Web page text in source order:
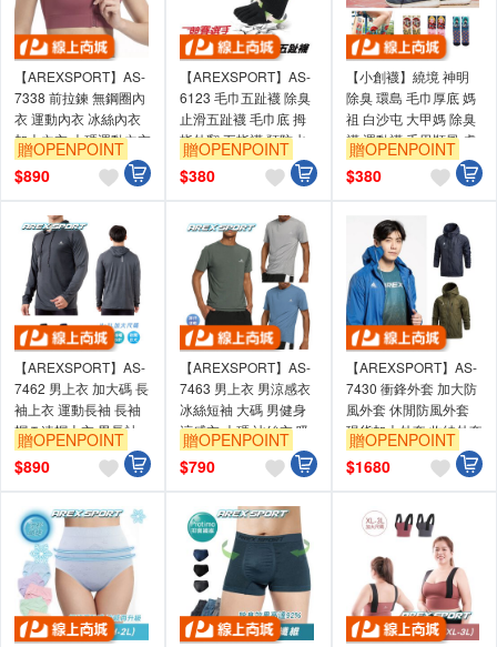
【AREXSPORT】AS-
7338 前拉鍊 無鋼圈內
衣 運動內衣 冰絲內衣
加大內衣 大碼運動內衣
瑜珈內衣 美背
贈OPENPOINT
$890
【AREXSPORT】AS-
6123 毛巾五趾襪 除臭
止滑五趾襪 毛巾底 拇
指外翻 五指襪 預防水
泡 除臭五指襪
贈OPENPOINT
$380
【小創襪】繞境 神明
除臭 環島 毛巾厚底 媽
祖 白沙屯 大甲媽 除臭
襪 運動襪 千里順風 虎
爺 神襪 文昌 考生祈福
襪
贈OPENPOINT
$380
【AREXSPORT】AS-
7462 男上衣 加大碼 長
袖上衣 運動長袖 長袖
帽Ｔ連帽上衣 男長袖
透氣舒適
贈OPENPOINT
$890
【AREXSPORT】AS-
7463 男上衣 男涼感衣
冰絲短袖 大碼 男健身
涼感衣 大碼 冰絲衣 吸
排衣 短袖衣
贈OPENPOINT
$790
【AREXSPORT】AS-
7430 衝鋒外套 加大防
風外套 休閒防風外套
現貨加大外套 收納外套
男女外套 登山外套
贈OPENPOINT
$1680